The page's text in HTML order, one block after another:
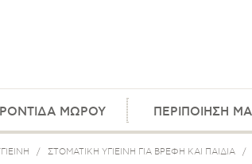
ΜΩΡΟΥ ΠΕΡΙΠΟΙΗΣΗ
/ ΣΤΟΜΑΤΙΚΗ ΥΓΙΕΙΝΗ ΓΙΑ ΒΡΕΦΗ ΚΑΙ ΠΑΙΔΙΑ /